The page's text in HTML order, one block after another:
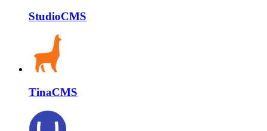
StudioCMS
TinaCMS